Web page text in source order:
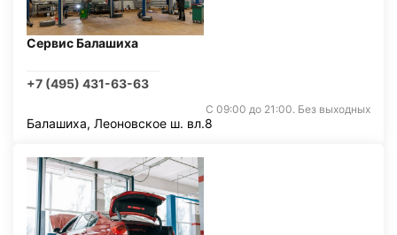
Сервис Балашиха
+7 (495) 431-63-63
С 09:00 до 21:00. Без выходных
Балашиха, Леоновское ш. вл.8